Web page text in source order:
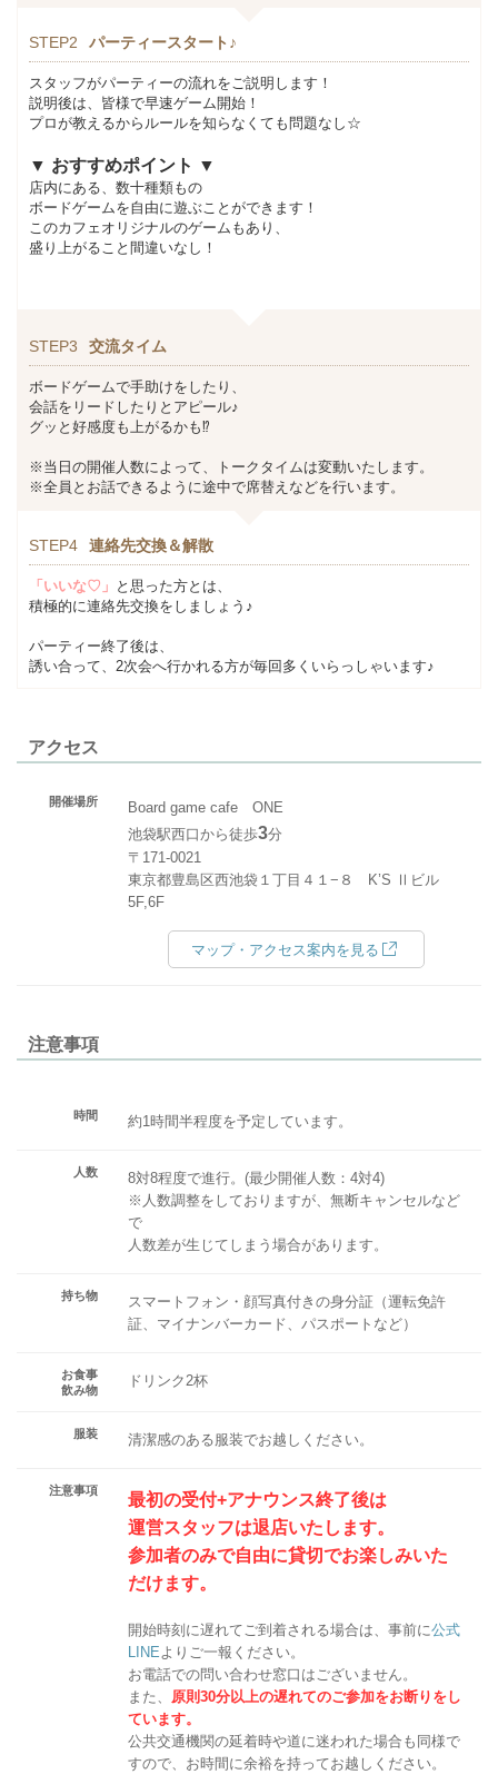
STEP2 パーティースタート♪
スタッフがパーティーの流れをご説明します！
説明後は、皆様で早速ゲーム開始！
プロが教えるからルールを知らなくても問題なし☆
▼ おすすめポイント ▼
店内にある、数十種類もの
ボードゲームを自由に遊ぶことができます！
このカフェオリジナルのゲームもあり、
盛り上がること間違いなし！
STEP3 交流タイム
ボードゲームで手助けをしたり、
会話をリードしたりとアピール♪
グッと好感度も上がるかも⁉
※当日の開催人数によって、トークタイムは変動いたします。
※全員とお話できるように途中で席替えなどを行います。
STEP4 連絡先交換＆解散
「いいな♡」 と思った方とは、
積極的に連絡先交換をしましょう♪
パーティー終了後は、
誘い合って、2次会へ行かれる方が毎回多くいらっしゃいます♪
アクセス
開催場所
Board game cafe ONE
池袋駅西口から徒歩3分
〒171-0021
東京都豊島区西池袋１丁目４１−８ K’S Ⅱビル
5F,6F
マップ・アクセス案内を見る
注意事項
時間 約1時間半程度を予定しています。
人数
8対8程度で進行。(最少開催人数：4対4)
※人数調整をしておりますが、無断キャンセルなど
で
人数差が生じてしまう場合があります。
持ち物
スマートフォン・顔写真付きの身分証（運転免許
証、マイナンバーカード、パスポートなど）
お食事
飲み物
ドリンク2杯
服装 清潔感のある服装でお越しください。
注意事項
最初の受付+アナウンス終了後は
運営スタッフは退店いたします。
参加者のみで自由に貸切でお楽しみいた
だけます。
開始時刻に遅れてご到着される場合は、事前に公式
LINE よりご一報ください。
お電話での問い合わせ窓口はございません。
また、 原則30分以上の遅れてのご参加をお断りをし
ています。
公共交通機関の延着時や道に迷われた場合も同様で
すので、お時間に余裕を持ってお越しください。